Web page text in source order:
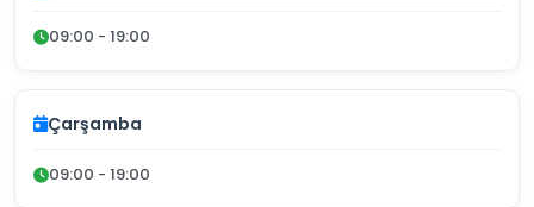
09:00 - 19:00
Çarşamba
09:00 - 19:00